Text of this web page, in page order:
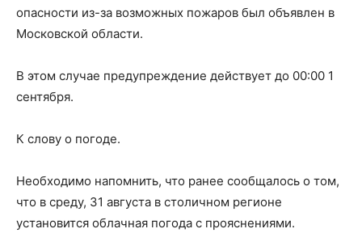
опасности из-за возможных пожаров был объявлен в
Московской области.
В этом случае предупреждение действует до 00:00 1
сентября.
К слову о погоде.
Необходимо напомнить, что ранее сообщалось о том,
что в среду, 31 августа в столичном регионе
установится облачная погода с прояснениями.